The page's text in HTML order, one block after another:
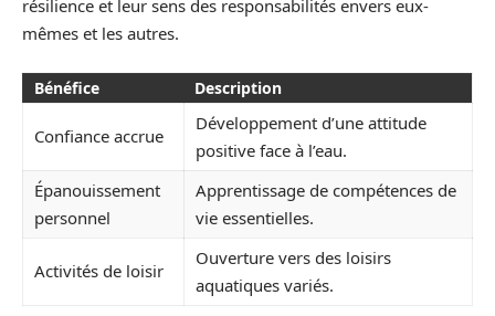
résilience et leur sens des responsabilités envers eux-
mêmes et les autres.
Bénéfice Description
Confiance accrue
Développement d’une attitude
positive face à l’eau.
Épanouissement
personnel
Apprentissage de compétences de
vie essentielles.
Activités de loisir
Ouverture vers des loisirs
aquatiques variés.